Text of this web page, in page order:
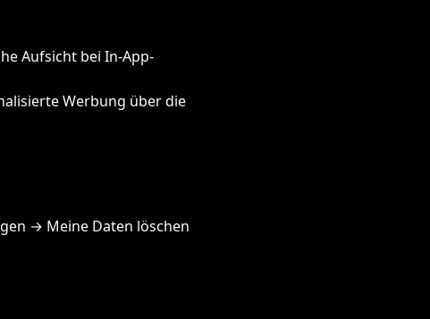
Aufsicht bei In-App-
Werbung über die
→ Meine Daten löschen